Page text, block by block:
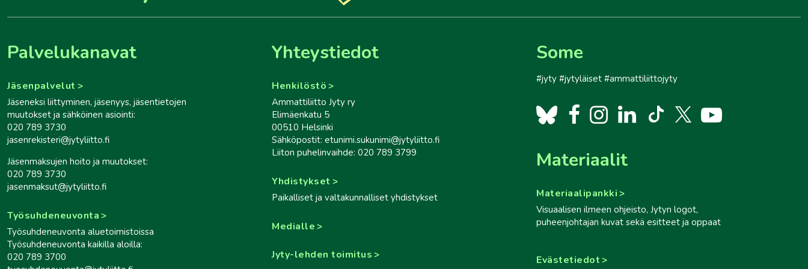
Palvelukanavat
Jäsenpalvelut
Jäseneksi liittyminen, jäsenyys, jäsentietojen
muutokset ja sähköinen asiointi:
020 789 3730
jasenrekisteri@jytyliitto.fi
Jäsenmaksujen hoito ja muutokset:
020 789 3730
jasenmaksut@jytyliitto.fi
Työsuhdeneuvonta
Työsuhdeneuvonta aluetoimistoissa
Työsuhdeneuvonta kaikilla aloilla:
020 789 3700
Yhteystiedot
Henkilöstö
Ammattiliitto Jyty ry
Elimäenkatu 5
00510 Helsinki
Sähköpostit: etunimi.sukunimi@jytyliitto.fi
Liiton puhelinvaihde: 020 789 3799
Yhdistykset
Paikalliset ja valtakunnalliset yhdistykset
Medialle
Jyty-lehden toimitus
Materiaalit
Materiaalipankki
Visuaalisen ilmeen ohjeisto, Jytyn logot,
puheenjohtajan kuvat sekä esitteet ja oppaat
Evästetiedot
Some
#jyty #jytyläiset #ammattiliittojyty